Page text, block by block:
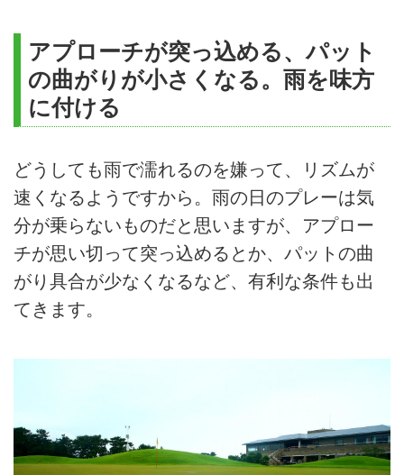
アプローチが突っ込める、パット
の曲がりが小さくなる。雨を味方
に付ける
どうしても雨で濡れるのを嫌って、リズムが
速くなるようですから。雨の日のプレーは気
分が乗らないものだと思いますが、アプロー
チが思い切って突っ込めるとか、パットの曲
がり具合が少なくなるなど、有利な条件も出
てきます。